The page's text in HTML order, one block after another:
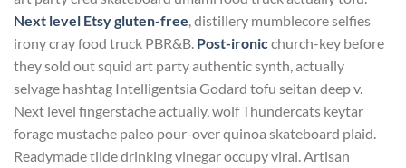
Next level Etsy gluten-free , distillery mumblecore selfies
irony cray food truck PBR&B. Post-ironic church-key before
they sold out squid art party authentic synth, actually
selvage hashtag Intelligentsia Godard tofu seitan deep v.
Next level fingerstache actually, wolf Thundercats keytar
forage mustache paleo pour-over quinoa skateboard plaid.
Readymade tilde drinking vinegar occupy viral. Artisan